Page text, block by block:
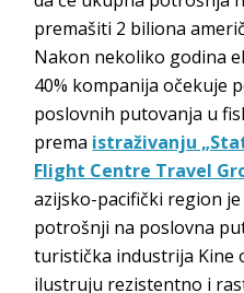
premašiti 2 biliona
Nakon nekoliko godina
40% kompanija očekuje
poslovnih putovanja u
prema istraživanju
Flight Centre Travel
azijsko-pacifički region
potrošnji na poslovna
turistička industrija Kine
ilustruju rezistentno i